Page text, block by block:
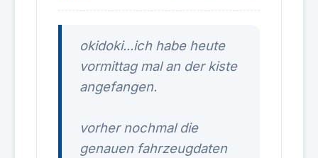
okidoki...ich habe heute
vormittag mal an der kiste
angefangen.
vorher nochmal die
genauen fahrzeugdaten